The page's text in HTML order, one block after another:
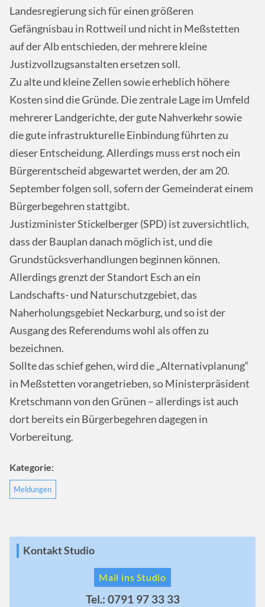
Landesregierung sich für einen größeren
Gefängnisbau in Rottweil und nicht in Meßstetten
auf der Alb entschieden, der mehrere kleine
Justizvollzugsanstalten ersetzen soll.
Zu alte und kleine Zellen sowie erheblich höhere
Kosten sind die Gründe. Die zentrale Lage im Umfeld
mehrerer Landgerichte, der gute Nahverkehr sowie
die gute infrastrukturelle Einbindung führten zu
dieser Entscheidung. Allerdings muss erst noch ein
Bürgerentscheid abgewartet werden, der am 20.
September folgen soll, sofern der Gemeinderat einem
Bürgerbegehren stattgibt.
Justizminister Stickelberger (SPD) ist zuversichtlich,
dass der Bauplan danach möglich ist, und die
Grundstücksverhandlungen beginnen können.
Allerdings grenzt der Standort Esch an ein
Landschafts- und Naturschutzgebiet, das
Naherholungsgebiet Neckarburg, und so ist der
Ausgang des Referendums wohl als offen zu
bezeichnen.
Sollte das schief gehen, wird die „Alternativplanung“
in Meßstetten vorangetrieben, so Ministerpräsident
Kretschmann von den Grünen – allerdings ist auch
dort bereits ein Bürgerbegehren dagegen in
Vorbereitung.
Kategorie:
Meldungen
Kontakt Studio
Mail ins Studio
Tel.: 0791 97 33 33